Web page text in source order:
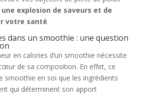
une explosion de saveurs et de
votre santé.
dans un smoothie : une question
en calories d’un smoothie nécessite
de sa composition. En effet, ce
smoothie en soi que les ingrédients
qui déterminent son apport